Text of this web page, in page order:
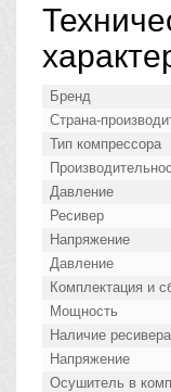
Бренд
Страна-
Тип компрессора
Давление
Ресивер
Напряжение
Давление
Комплектация и
Мощность
Наличие ресивера
Напряжение
Осушитель в